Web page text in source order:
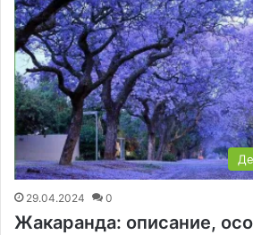
29.04.2024 0
Жакаранда: описание,